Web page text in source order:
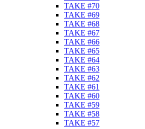
TAKE #70
TAKE #69
TAKE #68
TAKE #67
TAKE #66
TAKE #65
TAKE #64
TAKE #63
TAKE #62
TAKE #61
TAKE #60
TAKE #59
TAKE #58
TAKE #57